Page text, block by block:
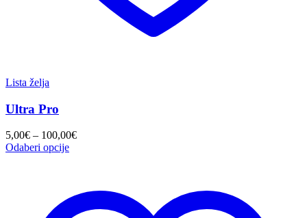
Lista želja
Ultra Pro
5,00€ – 100,00€Raspon
100,00€
Odaberi opcije